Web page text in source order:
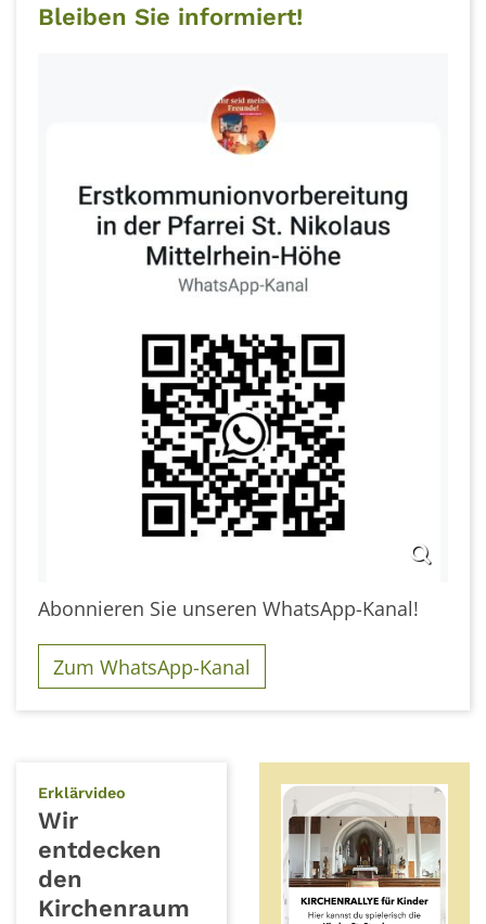
Bleiben Sie informiert!
Abonnieren Sie unseren WhatsApp-Kanal!
Zum WhatsApp-Kanal
Erklärvideo
Wir
entdecken
den
Kirchenraum